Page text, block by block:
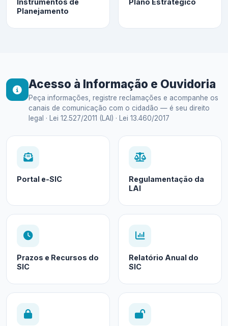
Instrumentos de
Planejamento
Plano Estratégico
Acesso à Informação e Ouvidoria
Peça informações, registre reclamações e acompanhe os
canais de comunicação com o cidadão — é seu direito
legal · Lei 12.527/2011 (LAI) · Lei 13.460/2017
Portal e-SIC
Regulamentação da
LAI
Prazos e Recursos do
SIC
Relatório Anual do
SIC